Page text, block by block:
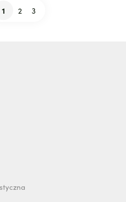
Stronicowanie
Bieżąca
1 Strona
2 Strona
3